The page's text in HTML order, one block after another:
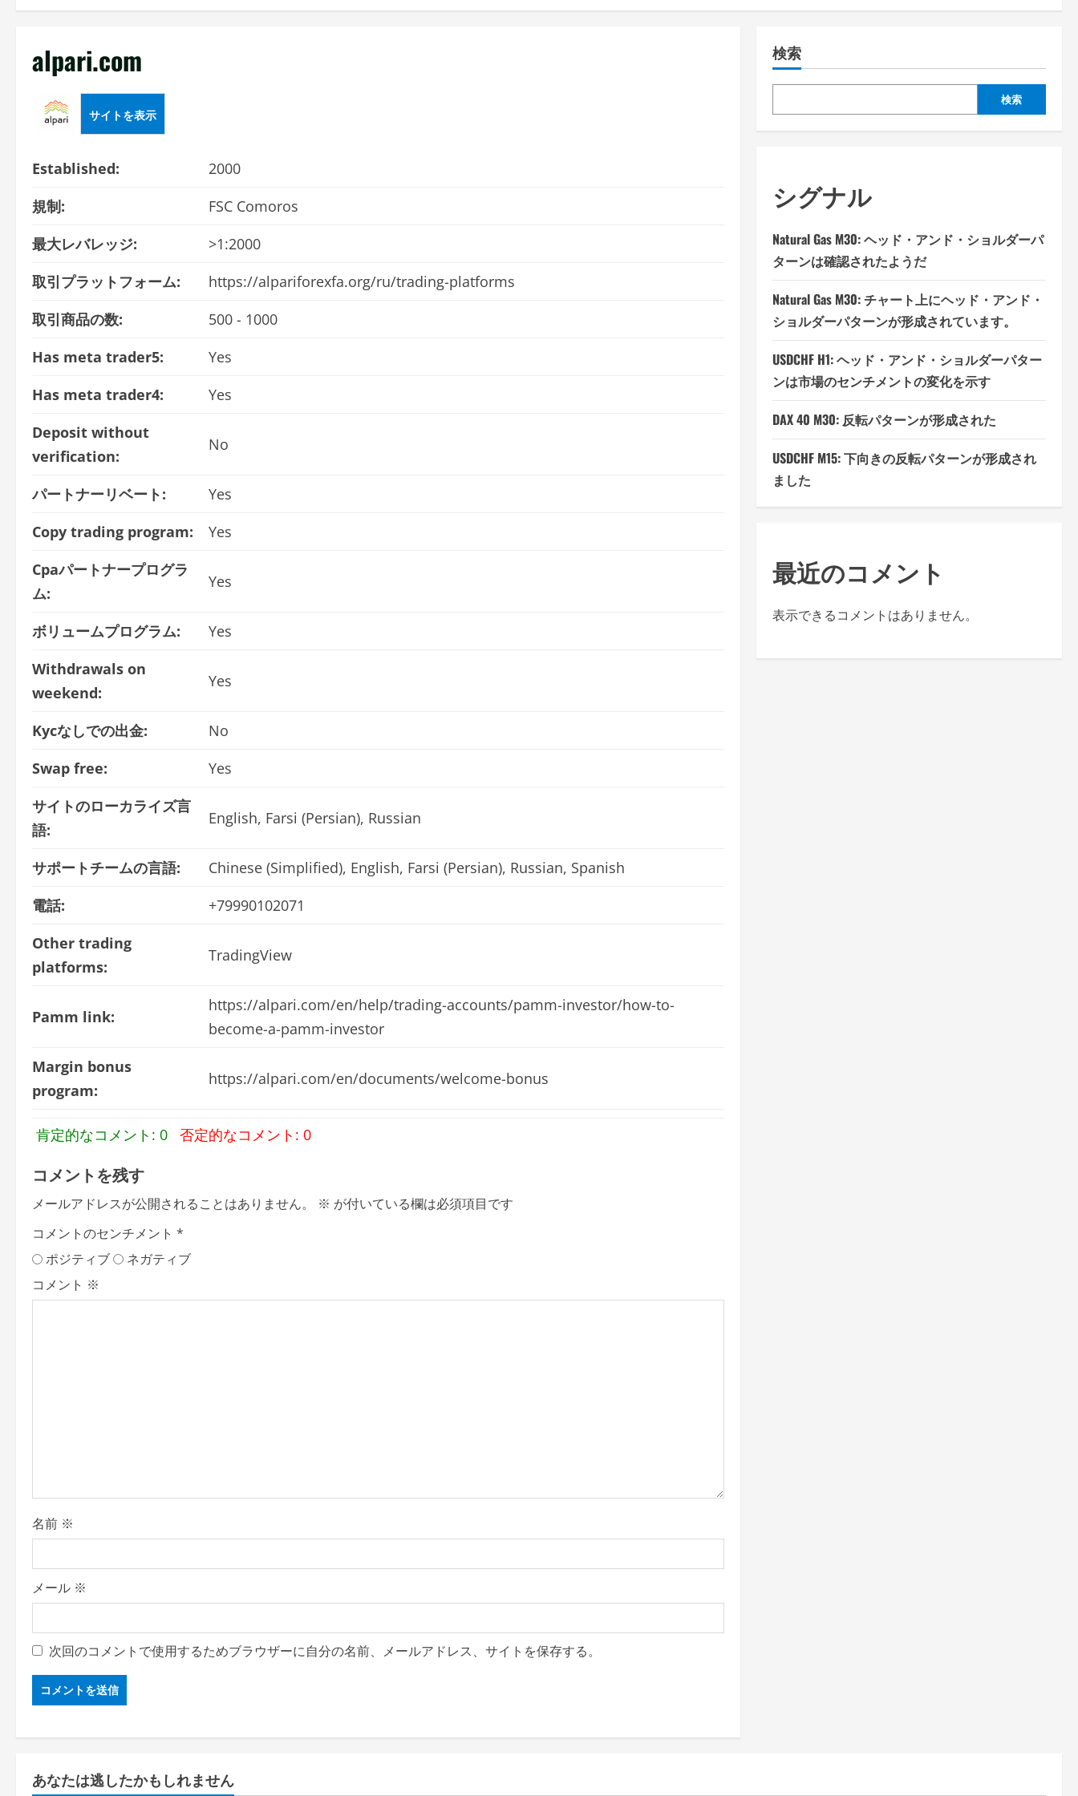
alpari.com
サイトを表示
Established:
2000
規制:
FSC Comoros
最大レバレッジ:
>1:2000
取引プラットフォーム:
https://alpariforexfa.org/ru/trading-platforms
取引商品の数:
500 - 1000
Has meta trader5:
Yes
Has meta trader4:
Yes
Deposit without
verification:
No
パートナーリベート:
Yes
Copy trading program:
Yes
Cpaパートナープログラ
ム:
Yes
ボリュームプログラム:
Yes
Withdrawals on
weekend:
Yes
Kycなしでの出金:
No
Swap free:
Yes
サイトのローカライズ言
語:
English, Farsi (Persian), Russian
サポートチームの言語:
Chinese (Simplified), English, Farsi (Persian), Russian, Spanish
電話:
+79990102071
Other trading
platforms:
TradingView
Pamm link:
https://alpari.com/en/help/trading-accounts/pamm-investor/how-to-
become-a-pamm-investor
Margin bonus
program:
https://alpari.com/en/documents/welcome-bonus
肯定的なコメント: 0 否定的なコメント: 0
コメントを残す
メールアドレスが公開されることはありません。 ※ が付いている欄は必須項目です
コメントのセンチメント *
ポジティブ
ネガティブ
コメント ※
名前 ※
メール ※
次回のコメントで使用するためブラウザーに自分の名前、メールアドレス、サイトを保存する。
検索
検索
シグナル
Natural Gas M30: ヘッド・アンド・ショルダーパ
ターンは確認されたようだ
Natural Gas M30: チャート上にヘッド・アンド・
ショルダーパターンが形成されています。
USDCHF H1: ヘッド・アンド・ショルダーパター
ンは市場のセンチメントの変化を示す
DAX 40 M30: 反転パターンが形成された
USDCHF M15: 下向きの反転パターンが形成され
ました
最近のコメント
表示できるコメントはありません。
あなたは逃したかもしれません